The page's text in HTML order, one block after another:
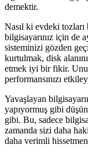
demektir.
Nasıl ki evdeki
bilgisayarınız için de
sisteminizi gözden
kurtulmak, disk
etmek iyi bir fikir.
performansınızı
Yavaşlayan
yapıyormuş gibi
gibi. Bu, sadece
zamanda sizi daha
daha verimli